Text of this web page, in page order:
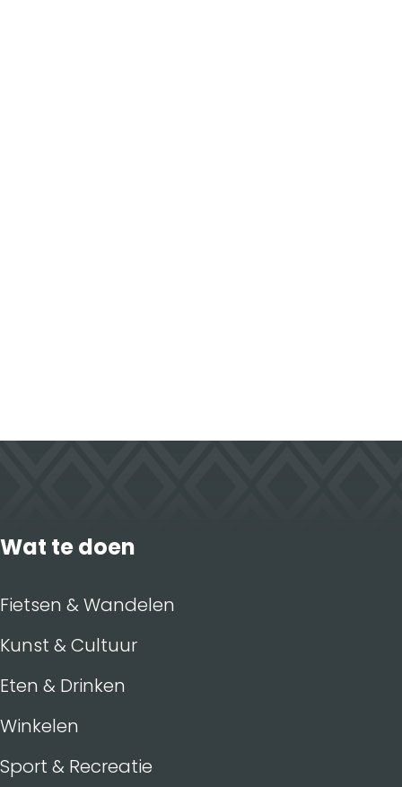
Wat te doen
Fietsen & Wandelen
Kunst & Cultuur
Eten & Drinken
Winkelen
Sport & Recreatie